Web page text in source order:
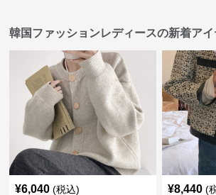
韓国ファッションレディースの新着アイ
¥6,040 (税込) ¥8,440 (